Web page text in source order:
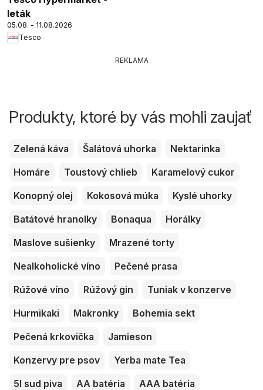
leták
05.08. - 11.08.2026
Tesco
REKLAMA
Produkty, ktoré by vás mohli zaujať
Zelená káva Šalátová uhorka
Nektarinka
Homáre
Toustový chlieb
Karamelový cukor
Konopný olej
Kokosová múka
Kyslé uhorky
Batátové hranolky
Bonaqua
Horálky
Maslove sušienky
Mrazené torty
Nealkoholické víno
Pečené prasa
Rúžové víno
Rúžový gin
Tuniak v konzerve
Hurmikaki
Makronky
Bohemia sekt
Pečená krkovička
Jamieson
Konzervy pre psov
Yerba mate Tea
5l sud piva
AA batéria
AAA batéria